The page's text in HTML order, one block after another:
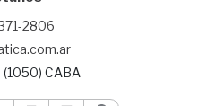
2806
CABA